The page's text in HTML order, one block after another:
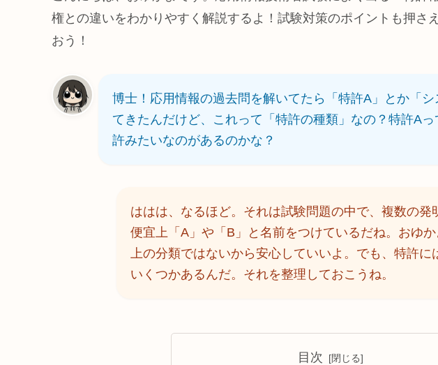
権との違いをわかりやすく解説するよ！試験対策のポイントも押さ
おう！
博士！応用情報の過去問を解いてたら「特許A」とか「シ
てきたんだけど、これって「特許の種類」なの？特許A
許みたいなのがあるのかな？
ははは、なるほど。それは試験問題の中で、複数の発
便宜上「A」や「B」と名前をつけているだね。おゆ
上の分類ではないから安心していいよ。でも、特許に
いくつかあるんだ。それを整理しておこうね。
目次